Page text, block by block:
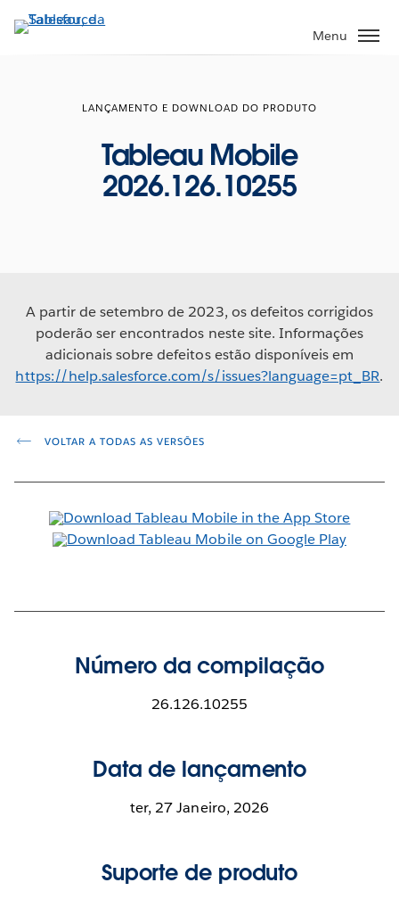
Pular
para
Menu
LANÇAMENTO E DOWNLOAD DO PRODUTO
Tableau Mobile
2026.126.10255
A partir de setembro de 2023, os defeitos corrigidos
poderão ser encontrados neste site. Informações
adicionais sobre defeitos estão disponíveis em
https://help.salesforce.com/s/issues?language=pt_BR.
VOLTAR A TODAS AS VERSÕES
Número da compilação
26.126.10255
Data de lançamento
ter, 27 Janeiro, 2026
Suporte de produto